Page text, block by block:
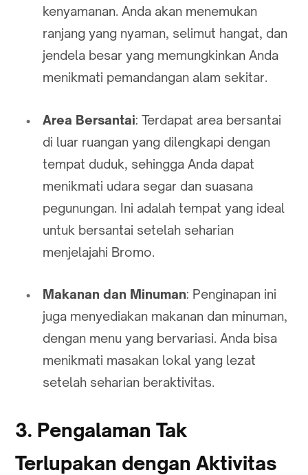
kenyamanan. Anda akan menemukan
ranjang yang nyaman, selimut hangat, dan
jendela besar yang memungkinkan Anda
menikmati pemandangan alam sekitar.
Area Bersantai: Terdapat area bersantai
di luar ruangan yang dilengkapi dengan
tempat duduk, sehingga Anda dapat
menikmati udara segar dan suasana
pegunungan. Ini adalah tempat yang ideal
untuk bersantai setelah seharian
menjelajahi Bromo.
Makanan dan Minuman: Penginapan ini
juga menyediakan makanan dan minuman,
dengan menu yang bervariasi. Anda bisa
menikmati masakan lokal yang lezat
setelah seharian beraktivitas.
3. Pengalaman Tak
Terlupakan dengan Aktivitas